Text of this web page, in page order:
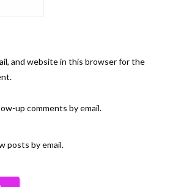
and website in this browser for the
up comments by email.
posts by email.